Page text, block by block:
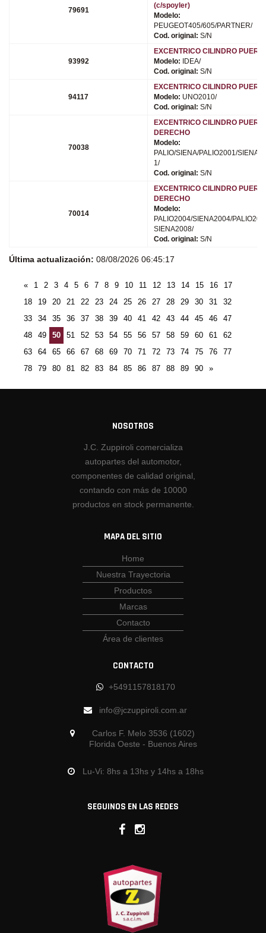
79691
(c/spoyler)
Modelo:
PEUGEOT405/605/PARTNER/
Cod. original: S/N
93992
EXCENTRICO CILINDRO
Modelo: IDEA/
Cod. original: S/N
94117
EXCENTRICO CILINDRO
Modelo: UNO2010/
Cod. original: S/N
70038
EXCENTRICO CILINDRO
DERECHO
Modelo:
PALIO/SIENA/PALIO2001/
1/
Cod. original: S/N
70014
EXCENTRICO CILINDRO
DERECHO
Modelo:
PALIO2004/SIENA2004/
SIENA2008/
Cod. original: S/N
Última actualización: 08/08/2026 06:45:17
« 1 2 3 4 5 6 7 8 9 10 11 12 13 14 15 16
17
18
19 20 21 22 23 24 25 26 27 28 29 30 31
32
33
34 35 36 37 38 39 40 41 42 43 44 45 46
47
48
49 50 51 52 53 54 55 56 57 58 59 60 61
62
63
64 65 66 67 68 69 70 71 72 73 74 75 76
77
78
79 80 81 82 83 84 85 86 87 88 89 90 »
NOSOTROS
J.C. Zuppiroli comercializa
autopartes del automotor,
componentes de calidad original,
contando con más de 10000
productos en stock permanente.
MAPA DEL SITIO
Home
Nuestra Trayectoria
Productos
Marcas
Contacto
Área de clientes
CONTACTO
+5491157818170
info@jczuppiroli.com.ar
Carlos F. Melo 3536 (1602)
Florida Oeste - Buenos Aires
Lu-Vi: 8hs a 13hs y 14hs a 18hs
SEGUINOS EN LAS REDES